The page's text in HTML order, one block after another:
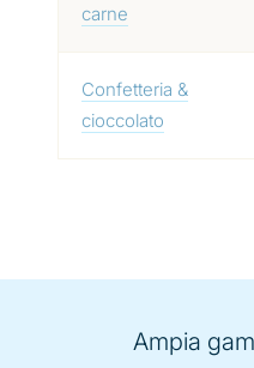
carne
Confetteria &
cioccolato
Ampia